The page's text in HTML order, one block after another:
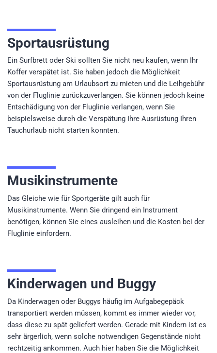
Sportausrüstung
Ein Surfbrett oder Ski sollten Sie nicht neu kaufen, wenn Ihr
Koffer verspätet ist. Sie haben jedoch die Möglichkeit
Sportausrüstung am Urlaubsort zu mieten und die Leihgebühr
von der Fluglinie zurückzuverlangen. Sie können jedoch keine
Entschädigung von der Fluglinie verlangen, wenn Sie
beispielsweise durch die Verspätung Ihre Ausrüstung Ihren
Tauchurlaub nicht starten konnten.
Musikinstrumente
Das Gleiche wie für Sportgeräte gilt auch für
Musikinstrumente. Wenn Sie dringend ein Instrument
benötigen, können Sie eines ausleihen und die Kosten bei der
Fluglinie einfordern.
Kinderwagen und Buggy
Da Kinderwagen oder Buggys häufig im Aufgabegepäck
transportiert werden müssen, kommt es immer wieder vor,
dass diese zu spät geliefert werden. Gerade mit Kindern ist es
sehr ärgerlich, wenn solche notwendigen Gegenstände nicht
rechtzeitig ankommen. Auch hier haben Sie die Möglichkeit